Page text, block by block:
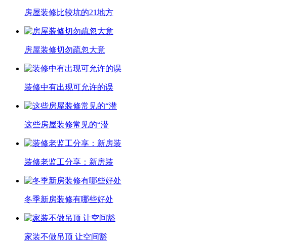
房屋装修比较坑的21地方
房屋装修切勿疏忽大意
装修中有出现可允许的误
这些房屋装修常见的“潜
装修老监工分享：新房装
冬季新房装修有哪些好处
家装不做吊顶 让空间豁